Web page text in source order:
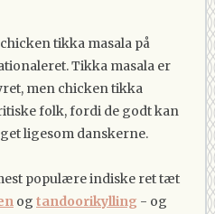
tikka masala på
Tikka masala er
men chicken tikka
folk, fordi de godt kan
ligesom danskerne.
populære indiske ret tæt
og tandoorikylling - og